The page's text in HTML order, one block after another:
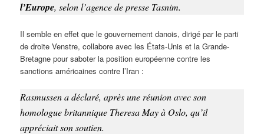
l’Europe, selon l’agence de presse Tasnim.
Il semble en effet que le gouvernement danois, dirigé par le parti
de droite Venstre, collabore avec les États-Unis et la Grande-
Bretagne pour saboter la position européenne contre les
sanctions américaines contre l’Iran :
Rasmussen a déclaré, après une réunion avec son
homologue britannique Theresa May à Oslo, qu’il
appréciait son soutien.